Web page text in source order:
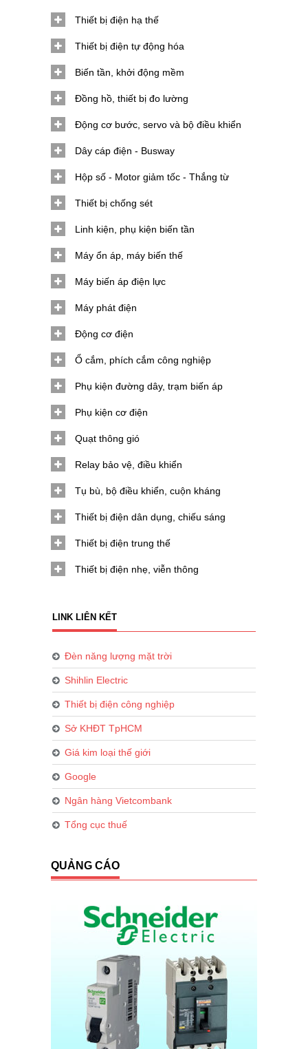
Thiết bị điện hạ thế
Thiết bị điện tự động hóa
Biến tần, khởi động mềm
Đồng hồ, thiết bị đo lường
Động cơ bước, servo và bộ điều khiển
Dây cáp điện - Busway
Hộp số - Motor giảm tốc - Thắng từ
Thiết bị chống sét
Linh kiện, phụ kiện biến tần
Máy ổn áp, máy biến thế
Máy biến áp điện lực
Máy phát điện
Động cơ điện
Ổ cắm, phích cắm công nghiệp
Phụ kiện đường dây, trạm biến áp
Phụ kiện cơ điện
Quạt thông gió
Relay bảo vệ, điều khiển
Tụ bù, bộ điều khiển, cuộn kháng
Thiết bị điện dân dụng, chiếu sáng
Thiết bị điện trung thế
Thiết bị điện nhẹ, viễn thông
LINK LIÊN KẾT
Đèn năng lượng mặt trời
Shihlin Electric
Thiết bị điện công nghiệp
Sở KHĐT TpHCM
Giá kim loại thế giới
Google
Ngân hàng Vietcombank
Tổng cục thuế
QUẢNG CÁO